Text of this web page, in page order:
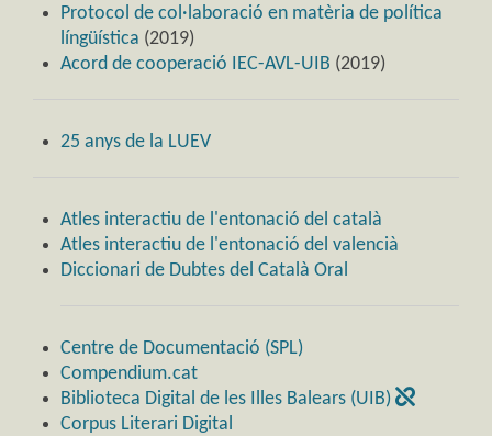
Protocol de col·laboració en matèria de política
língüística (2019)
Acord de cooperació IEC-AVL-UIB (2019)
25 anys de la LUEV
Atles interactiu de l'entonació del català
Atles interactiu de l'entonació del valencià
Diccionari de Dubtes del Català Oral
Centre de Documentació (SPL)
Compendium.cat
Biblioteca Digital de les Illes Balears (UIB)
Corpus Literari Digital